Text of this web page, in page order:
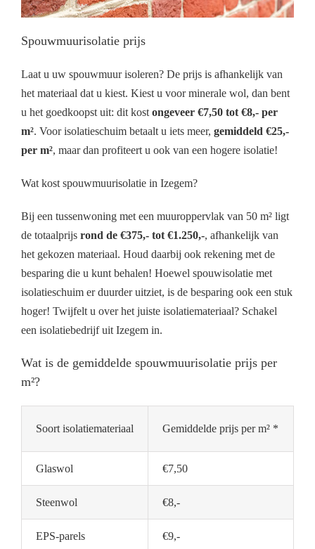
Spouwmuurisolatie prijs
Laat u uw spouwmuur isoleren? De prijs is afhankelijk van
het materiaal dat u kiest. Kiest u voor minerale wol, dan bent
u het goedkoopst uit: dit kost ongeveer €7,50 tot €8,- per
m². Voor isolatieschuim betaalt u iets meer, gemiddeld €25,-
per m², maar dan profiteert u ook van een hogere isolatie!
Wat kost spouwmuurisolatie in Izegem?
Bij een tussenwoning met een muuroppervlak van 50 m² ligt
de totaalprijs rond de €375,- tot €1.250,-, afhankelijk van
het gekozen materiaal. Houd daarbij ook rekening met de
besparing die u kunt behalen! Hoewel spouwisolatie met
isolatieschuim er duurder uitziet, is de besparing ook een stuk
hoger! Twijfelt u over het juiste isolatiemateriaal? Schakel
een isolatiebedrijf uit Izegem in.
Wat is de gemiddelde spouwmuurisolatie prijs per
m²?
Soort isolatiemateriaal Gemiddelde prijs per m² *
Glaswol €7,50
Steenwol €8,-
EPS-parels €9,-